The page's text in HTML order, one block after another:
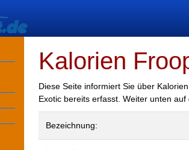
Kalorien
Diese Seite informiert Sie über
Exotic bereits erfasst. Weiter unten
Bezeichnung: